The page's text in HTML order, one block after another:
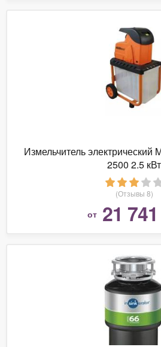
Измельчитель электрический
2500 2.5 кВт
(Отзывы 8)
от 21 741